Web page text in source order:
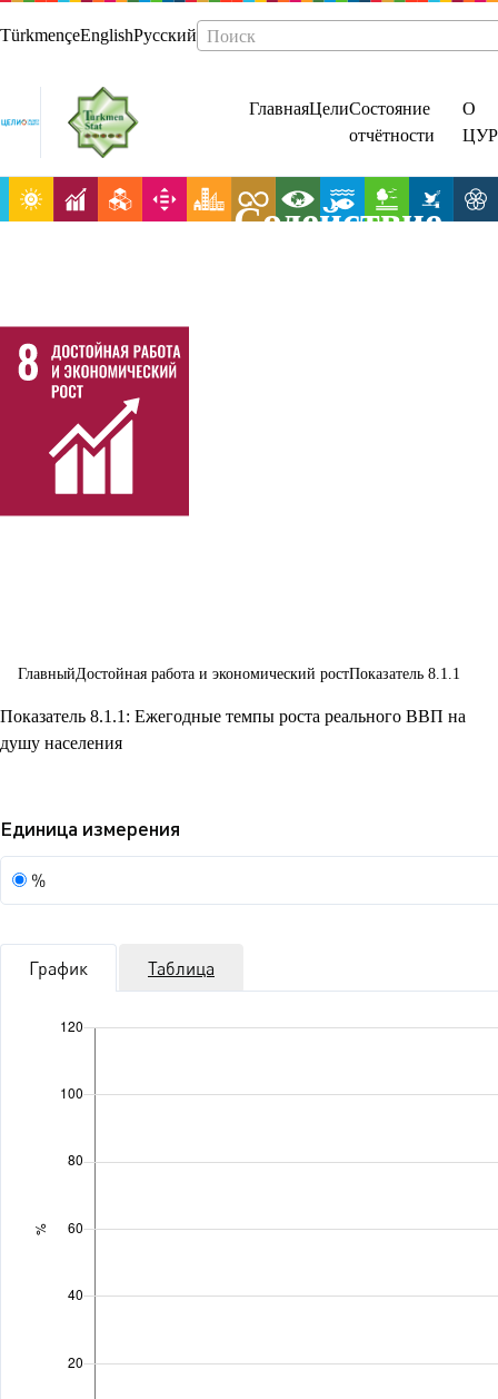
TürkmençeEnglishРусский Поиск
ГлавнаяЦелиСостояние
отчётности
О
ЦУР
Содействие
ГлавныйДостойная работа и экономический ростПоказатель 8.1.1
Показатель 8.1.1: Ежегодные темпы роста реального ВВП на
душу населения